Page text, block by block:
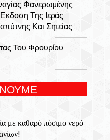
Φανερωμένης
Της Ιεράς
Και Σητείας
Του Φρουρίου
Του Χριστόφορου
με καθαρό πόσιμο νερό